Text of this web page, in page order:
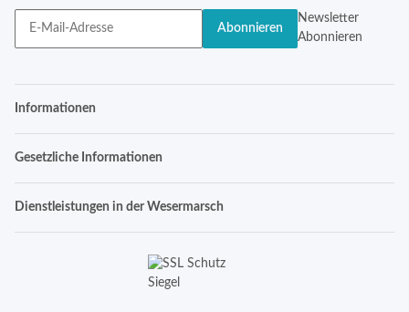
Abonnieren
Newsletter
Abonnieren
Informationen
Gesetzliche Informationen
Dienstleistungen in der Wesermarsch